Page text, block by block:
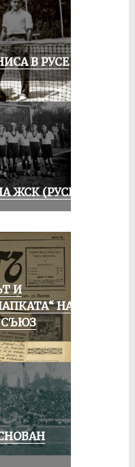
В РУСЕ
ЖСК (РУСЕ)
И
НА
СЪЮЗ